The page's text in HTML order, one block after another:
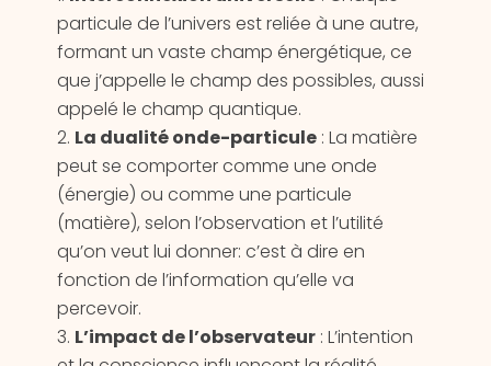
particule de l’univers est reliée à une autre,
formant un vaste champ énergétique, ce
que j’appelle le champ des possibles, aussi
appelé le champ quantique.
La dualité onde-particule: La matière
peut se comporter comme une onde
(énergie) ou comme une particule
(matière), selon l’observation et l’utilité
qu’on veut lui donner: c’est à dire en
fonction de l’information qu’elle va
percevoir.
L’impact de l’observateur: L’intention